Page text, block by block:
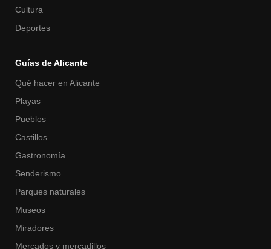
Cultura
Deportes
Guías de Alicante
Qué hacer en Alicante
Playas
Pueblos
Castillos
Gastronomía
Senderismo
Parques naturales
Museos
Miradores
Mercados y mercadillos